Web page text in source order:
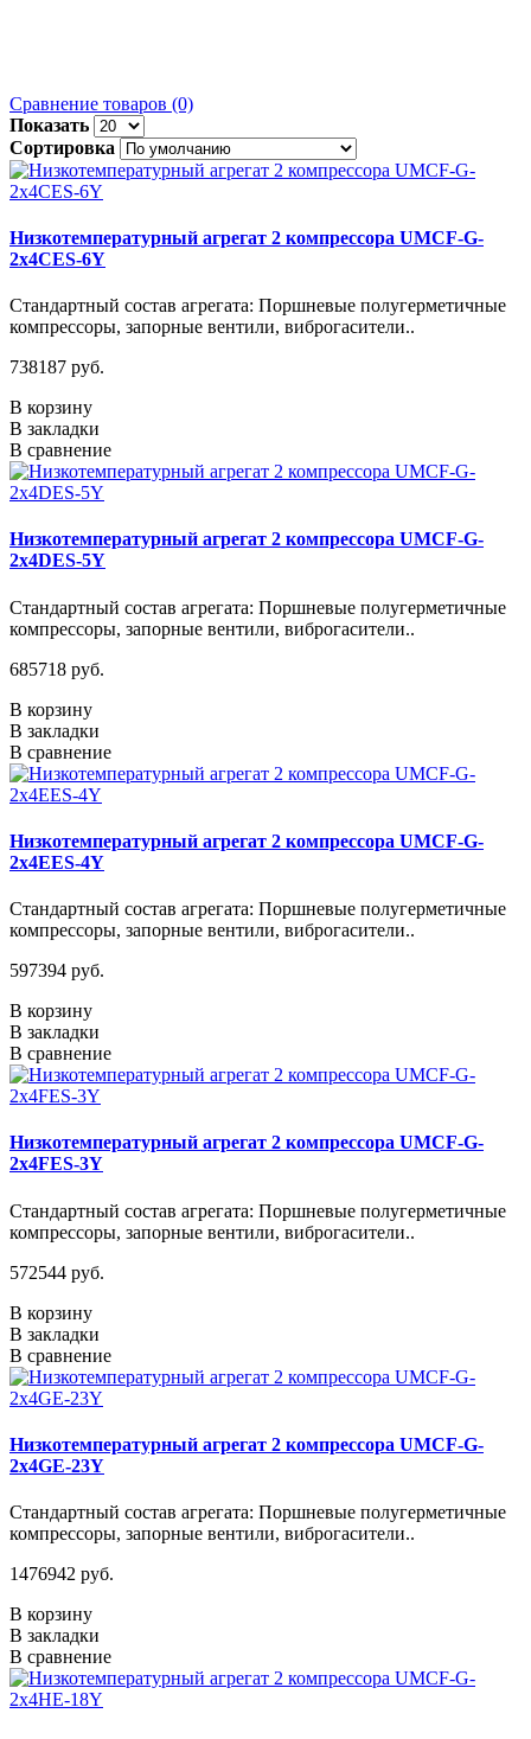
Сравнение товаров (0)
Показать
Сортировка
Низкотемпературный агрегат 2 компрессора UMCF-G-
2х4CES-6Y
Стандартный состав агрегата: Поршневые полугерметичные
компрессоры, запорные вентили, виброгасители..
738187 руб.
В корзину
В закладки
В сравнение
Низкотемпературный агрегат 2 компрессора UMCF-G-
2х4DES-5Y
Стандартный состав агрегата: Поршневые полугерметичные
компрессоры, запорные вентили, виброгасители..
685718 руб.
В корзину
В закладки
В сравнение
Низкотемпературный агрегат 2 компрессора UMCF-G-
2х4EES-4Y
Стандартный состав агрегата: Поршневые полугерметичные
компрессоры, запорные вентили, виброгасители..
597394 руб.
В корзину
В закладки
В сравнение
Низкотемпературный агрегат 2 компрессора UMCF-G-
2х4FES-3Y
Стандартный состав агрегата: Поршневые полугерметичные
компрессоры, запорные вентили, виброгасители..
572544 руб.
В корзину
В закладки
В сравнение
Низкотемпературный агрегат 2 компрессора UMCF-G-
2х4GE-23Y
Стандартный состав агрегата: Поршневые полугерметичные
компрессоры, запорные вентили, виброгасители..
1476942 руб.
В корзину
В закладки
В сравнение